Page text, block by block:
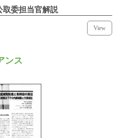
取委担当官解説
View
ンス